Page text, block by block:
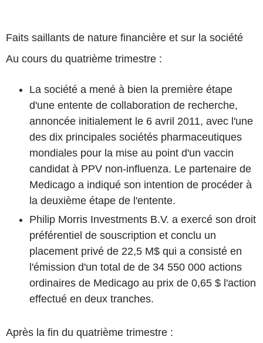
Faits saillants de nature financière et sur la société
Au cours du quatrième trimestre :
La société a mené à bien la première étape
d'une entente de collaboration de recherche,
annoncée initialement le 6 avril 2011, avec l'une
des dix principales sociétés pharmaceutiques
mondiales pour la mise au point d'un vaccin
candidat à PPV non-influenza. Le partenaire de
Medicago a indiqué son intention de procéder à
la deuxième étape de l'entente.
Philip Morris Investments B.V. a exercé son droit
préférentiel de souscription et conclu un
placement privé de 22,5 M$ qui a consisté en
l'émission d'un total de de 34 550 000 actions
ordinaires de Medicago au prix de 0,65 $ l'action
effectué en deux tranches.
Après la fin du quatrième trimestre :